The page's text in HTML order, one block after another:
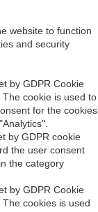
by GDPR Cookie
cookie is used to
for the cookies
by GDPR cookie
the user consent
the category
by GDPR Cookie
cookies is used
consent for the
"Necessary".
by GDPR Cookie
cookie is used to